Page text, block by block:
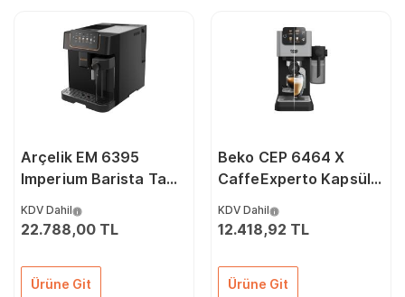
Arçelik EM 6395
Imperium Barista Tam
Makinesi
KDV Dahil
22.788,00 TL
Ürüne Git
Beko CEP 6464 X
CaffeExperto Kapsüllü
Espresso Makinesi
KDV Dahil
12.418,92 TL
Ürüne Git